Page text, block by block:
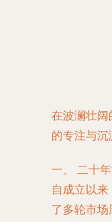
在波澜壮阔
的专注与沉
一、 二十
自成立以
了多轮市